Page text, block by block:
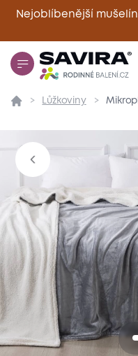
Nejoblíbenější
PřehledLůžkoviny